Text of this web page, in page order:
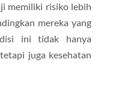
memiliki risiko lebih
mereka yang
ini tidak hanya
juga kesehatan